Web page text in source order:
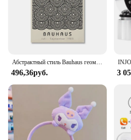
Абстрактный стиль Bauhaus геометрические настенные художественные плакаты принты винтажные черные бежевые линии холст картины для современного домашнего декора
496,36руб. 3